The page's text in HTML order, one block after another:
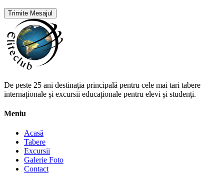
Trimite Mesajul
De peste 25 ani destinația principală pentru cele mai tari tabere
internaționale și excursii educaționale pentru elevi și studenți.
Meniu
Acasă
Tabere
Excursii
Galerie Foto
Contact